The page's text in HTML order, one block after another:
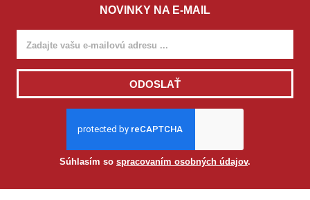
NOVINKY NA E-MAIL
ODOSLAŤ
Súhlasím so spracovaním osobných údajov.